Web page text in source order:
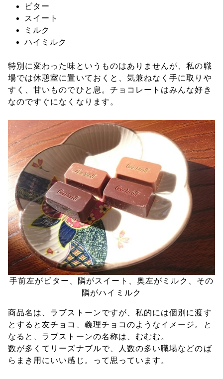
ビター
スイート
ミルク
ハイミルク
特別に変わった味というものはありませんが、私の職
場では休憩室に置いておくと、気兼ねなく手に取りや
すく、甘いものでひと息。チョコレートはみんな好き
なのですぐになくなります。
手前左がビター、隣がスイート、奥左がミルク、その
隣がハイミルク
商品名は、ラブストーンですが、私的には個別に渡す
とすると友チョコ、義理チョコのようなイメージ。と
なると、ラブストーンの名称は、むむむ。
数が多くてリーズナブルで、人数の多い職場などのば
らまき用にいい感じ。って思っています。